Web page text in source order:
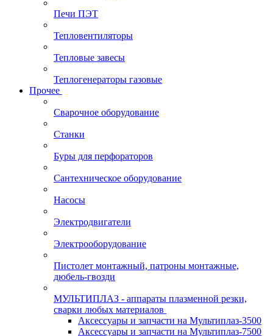
Печи ПЭТ
Тепловентиляторы
Тепловые завесы
Теплогенераторы газовые
Прочее
Сварочное оборудование
Станки
Буры для перфораторов
Сантехническое оборудование
Насосы
Электродвигатели
Электрооборудование
Пистолет монтажный, патроны монтажные,
дюбель-гвозди
МУЛЬТИПЛАЗ - аппараты плазменной резки,
сварки любых материалов
Аксессуары и запчасти на Мультиплаз-3500
Аксессуары и запчасти на Мультиплаз-7500